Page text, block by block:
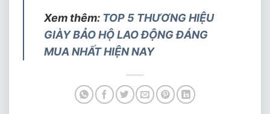
Xem thêm: TOP 5 THƯƠNG HIỆU
GIÀY BẢO HỘ LAO ĐỘNG ĐÁNG
MUA NHẤT HIỆN NAY